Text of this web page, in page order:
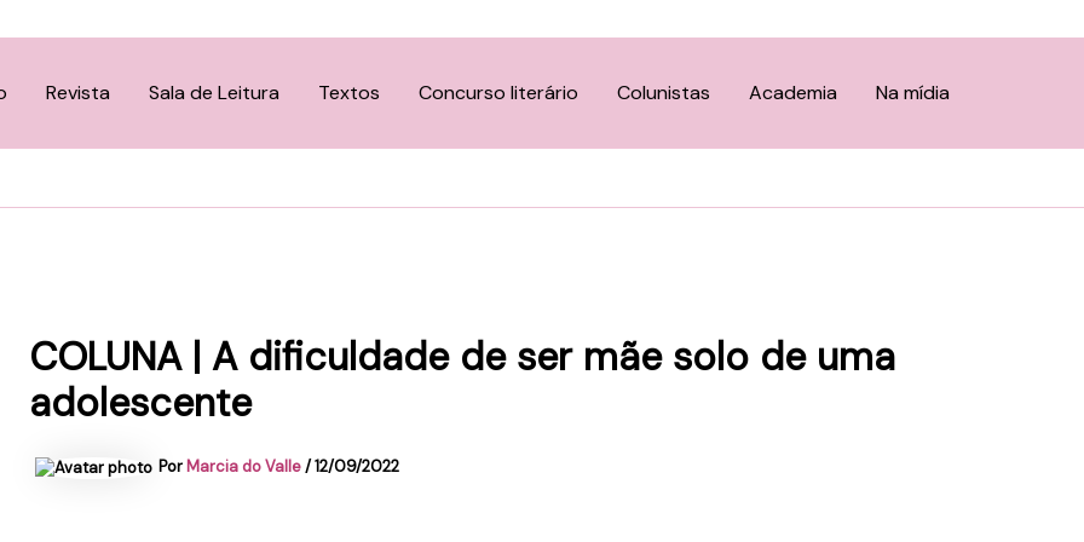
Revista Sala de Leitura Textos Concurso literário Colunistas Academia Na mídia
COLUNA | A dificuldade de ser mãe solo de uma
adolescente
Por Marcia do Valle/12/09/2022